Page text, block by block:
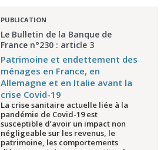
PUBLICATION
Le Bulletin de la Banque de
France n°230 : article 3
Patrimoine et endettement des
ménages en France, en
Allemagne et en Italie avant la
crise Covid-19
La crise sanitaire actuelle liée à la
pandémie de Covid-19 est
susceptible d’avoir un impact non
négligeable sur les revenus, le
patrimoine, les comportements